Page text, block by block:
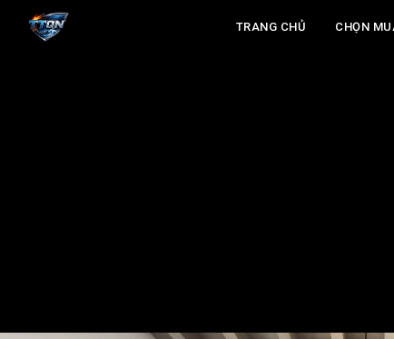
TRANG CHỦ CHỌN